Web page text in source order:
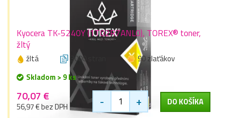
Kyocera TK-5240Y (1T02R7ANL0), TOREX® toner,
žltý
žltá 3000 stran
90 zlaťákov
Skladom > 9 ks
70,07 €
56,97 € bez DPH - + DO KOŠÍKA